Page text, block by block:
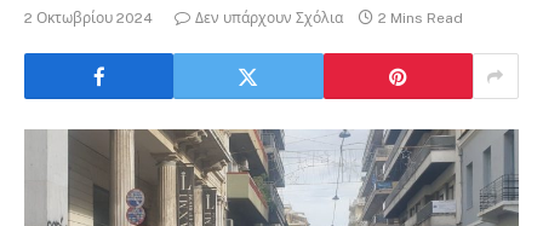
2 Οκτωβρίου 2024 Δεν υπάρχουν Σχόλια 2 Mins Read